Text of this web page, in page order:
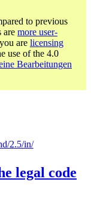
to previous
are more user-
are licensing
use of the 4.0
Bearbeitungen
2.5/in/
legal code